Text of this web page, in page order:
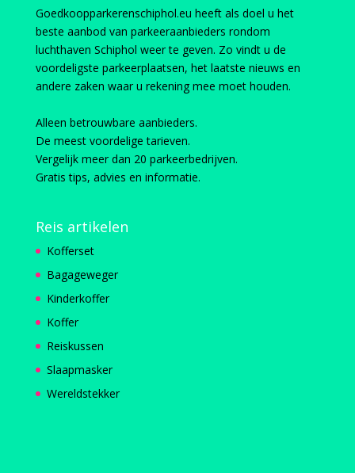
Goedkoopparkerenschiphol.eu heeft als doel u het
beste aanbod van parkeeraanbieders rondom
luchthaven Schiphol weer te geven. Zo vindt u de
voordeligste parkeerplaatsen, het laatste nieuws en
andere zaken waar u rekening mee moet houden.
Alleen betrouwbare aanbieders.
De meest voordelige tarieven.
Vergelijk meer dan 20 parkeerbedrijven.
Gratis tips, advies en informatie.
Reis artikelen
Kofferset
Bagageweger
Kinderkoffer
Koffer
Reiskussen
Slaapmasker
Wereldstekker